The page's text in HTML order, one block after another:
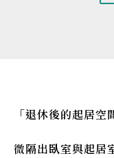
「退休後的起居
微隔出臥室與起居